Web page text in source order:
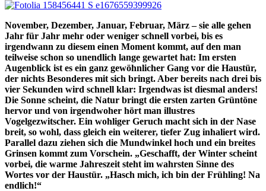
November, Dezember, Januar, Februar, März – sie alle gehen
Jahr für Jahr mehr oder weniger schnell vorbei, bis es
irgendwann zu diesem einen Moment kommt, auf den man
teilweise schon so unendlich lange gewartet hat: Im ersten
Augenblick ist es ein ganz gewöhnlicher Gang vor die Haustür,
der nichts Besonderes mit sich bringt. Aber bereits nach drei bis
vier Sekunden wird schnell klar: Irgendwas ist diesmal anders!
Die Sonne scheint, die Natur bringt die ersten zarten Grüntöne
hervor und von irgendwoher hört man illustres
Vogelgezwitscher. Ein wohliger Geruch macht sich in der Nase
breit, so wohl, dass gleich ein weiterer, tiefer Zug inhaliert wird.
Parallel dazu ziehen sich die Mundwinkel hoch und ein breites
Grinsen kommt zum Vorschein. „Geschafft, der Winter scheint
vorbei, die warme Jahreszeit steht im wahrsten Sinne des
Wortes vor der Haustür. „Hasch mich, ich bin der Frühling! Na
endlich!“